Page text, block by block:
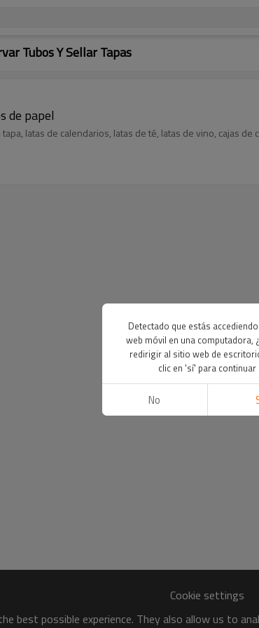
Tubos Y Sellar Tapas
de papel
latas de calendarios, latas de té, latas de vino, cajas de
Cookie settings
best possible experience. They also allow us to
Detectado que estás
web móvil en una computadora,
redirigir al sitio web de
clic en 'sí' para continuar
No